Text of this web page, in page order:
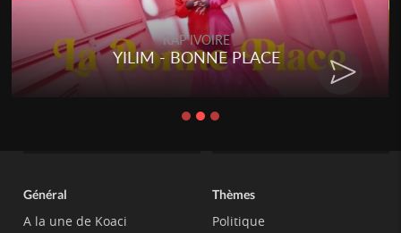
RAP IVOIRE
YILIM - BONNE PLACE
Général
A la une de Koaci
Thèmes
Politique